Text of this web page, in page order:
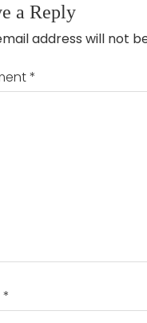
a Reply
address will not
*
*